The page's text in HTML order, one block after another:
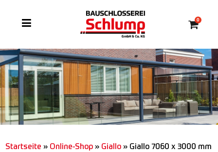
0
Startseite » Online-Shop » Giallo » Giallo 7060 x 3000 mm